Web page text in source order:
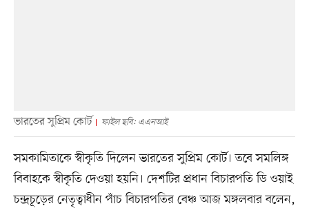
ভারতের সুপ্রিম কোর্ট ফাইল ছবি: এএনআই
সমকামিতাকে স্বীকৃতি দিলেন ভারতের সুপ্রিম কোর্ট। তবে সমলিঙ্গ
বিবাহকে স্বীকৃতি দেওয়া হয়নি। দেশটির প্রধান বিচারপতি ডি ওয়াই
চন্দ্রচূড়ের নেতৃত্বাধীন পাঁচ বিচারপতির বেঞ্চ আজ মঙ্গলবার বলেন,